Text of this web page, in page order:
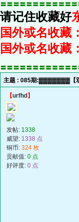
〓〓〓〓〓〓〓〓〓〓〓
请记住收藏好
国外或名收藏：
国外或名收藏：
〓〓〓〓〓〓〓〓〓〓〓
主题 : 085期:▓▓▓▓▓▓▓【
【urfhd 】
发帖: 1338
威望: 1338 点
铜币: 324 枚
贡献值: 0 点
好评度: 0 点